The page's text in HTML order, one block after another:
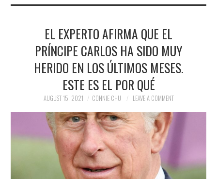
EL EXPERTO AFIRMA QUE EL
PRÍNCIPE CARLOS HA SIDO MUY
HERIDO EN LOS ÚLTIMOS MESES.
ESTE ES EL POR QUÉ
AUGUST 15, 2021 CONNIE CHU LEAVE A COMMENT